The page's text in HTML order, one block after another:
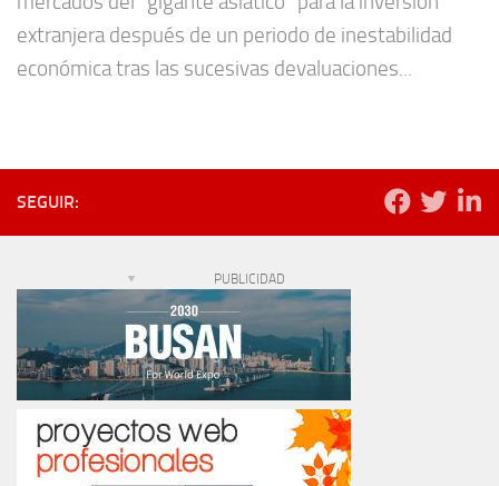
extranjera después de un periodo de inestabilidad
económica tras las sucesivas devaluaciones...
SEGUIR:
PUBLICIDAD